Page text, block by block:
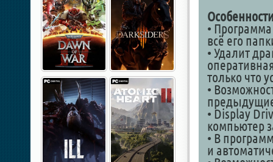
•
всё его
• Удалит
только что
•
• Display
компьютер
• В
и